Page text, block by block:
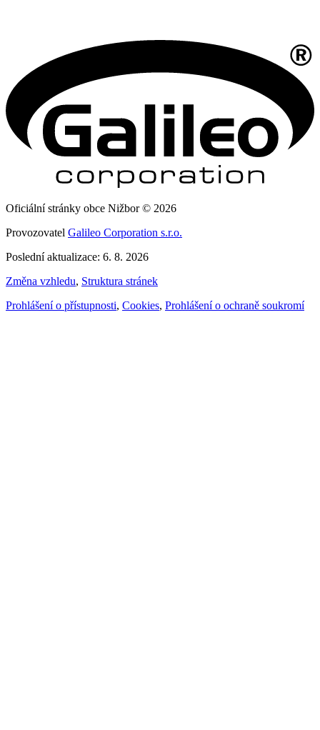
Oficiální stránky obce Nižbor © 2026
Provozovatel Galileo Corporation s.r.o.
Poslední aktualizace: 6. 8. 2026
Změna vzhledu, Struktura stránek
Prohlášení o přístupnosti, Cookies, Prohlášení o ochraně soukromí